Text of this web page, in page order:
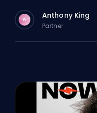
A Anthony King
Partner